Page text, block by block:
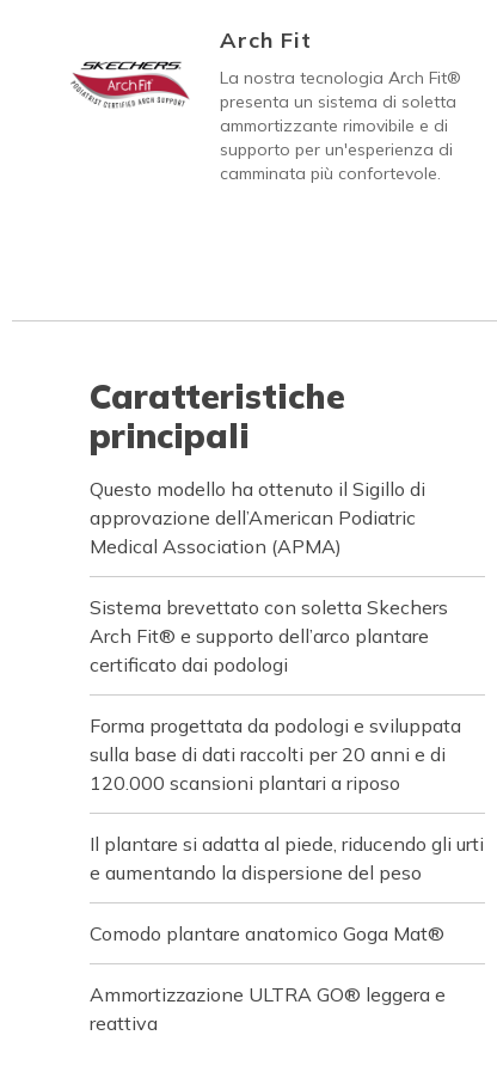
Arch Fit
La nostra tecnologia Arch Fit®
presenta un sistema di soletta
ammortizzante rimovibile e di
supporto per un'esperienza di
camminata più confortevole.
Caratteristiche
principali
Questo modello ha ottenuto il Sigillo di
approvazione dell’American Podiatric
Medical Association (APMA)
Sistema brevettato con soletta Skechers
Arch Fit® e supporto dell’arco plantare
certificato dai podologi
Forma progettata da podologi e sviluppata
sulla base di dati raccolti per 20 anni e di
120.000 scansioni plantari a riposo
Il plantare si adatta al piede, riducendo gli urti
e aumentando la dispersione del peso
Comodo plantare anatomico Goga Mat®
Ammortizzazione ULTRA GO® leggera e
reattiva